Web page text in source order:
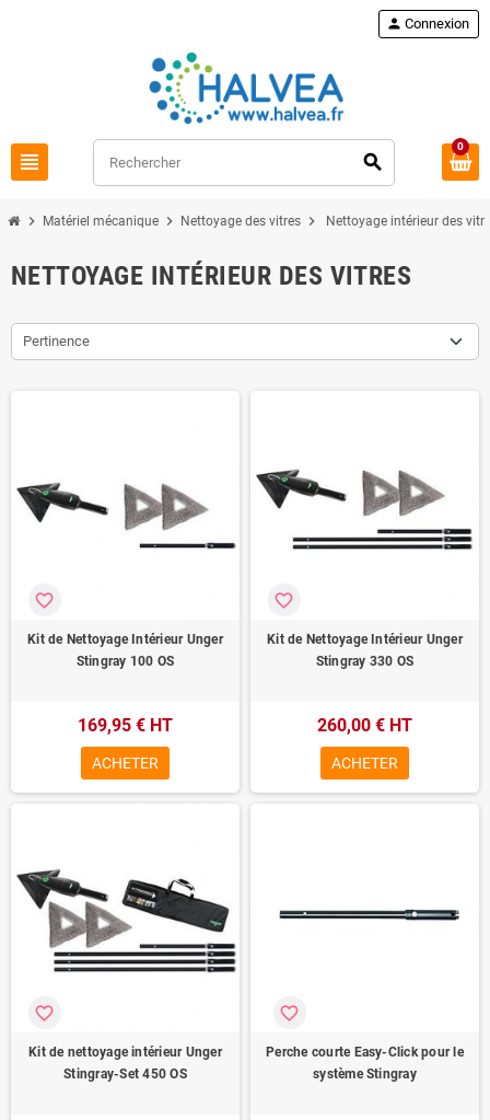
view_headline search
person Connexion
0
chevron_right Matériel mécanique chevron_right Nettoyage des vitres chevron_right Nettoyage intérieur des
NETTOYAGE INTÉRIEUR DES VITRES
Pertinence
Kit de Nettoyage Intérieur Unger
Stingray 100 OS
favorite_border
169,95 € HT
ACHETER
Kit de Nettoyage Intérieur Unger
Stingray 330 OS
favorite_border
260,00 € HT
ACHETER
Kit de nettoyage intérieur Unger
Stingray-Set 450 OS
favorite_border
Perche courte Easy-Click pour le
système Stingray
favorite_border